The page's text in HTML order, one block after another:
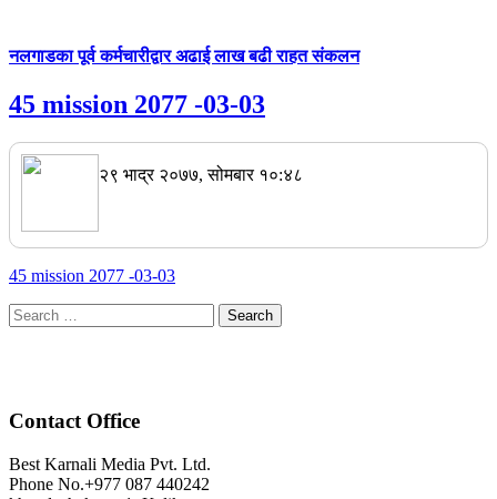
नलगाडका पूर्व कर्मचारीद्वार अढाई लाख बढी राहत संकलन
45 mission 2077 -03-03
२९ भाद्र २०७७, सोमबार १०:४८
45 mission 2077 -03-03
Search
for:
Contact Office
Best Karnali Media Pvt. Ltd.
Phone No.+977 087 440242